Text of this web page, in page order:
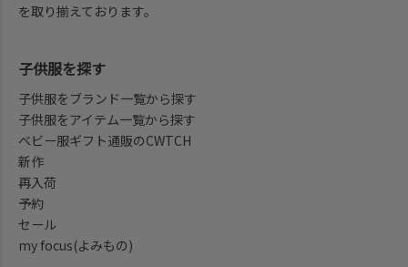
を取り揃えております。
子供服を探す
子供服をブランド一覧から探す
子供服をアイテム一覧から探す
ベビー服ギフト通販のCWTCH
新作
再入荷
予約
セール
my focus(よみもの)